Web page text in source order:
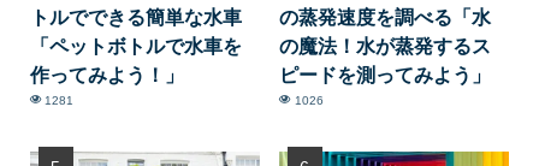
トルでできる簡単な水車
「ペットボトルで水車を
作ってみよう！」
1281
の蒸発速度を調べる「水
の魔法！水が蒸発するス
ピードを測ってみよう」
1026